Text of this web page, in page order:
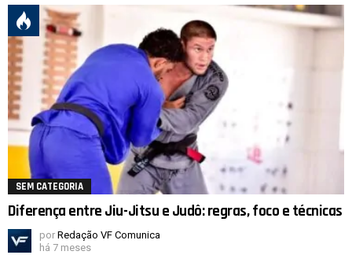
SEM CATEGORIA
Diferença entre Jiu-Jitsu e Judô: regras, foco e técnicas
por Redação VF Comunica
há 7 meses